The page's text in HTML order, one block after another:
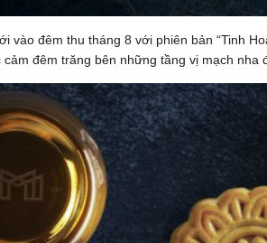
vào đêm thu tháng 8 với phiên bản “Tinh
đêm trăng bên những tầng vị mạch nha